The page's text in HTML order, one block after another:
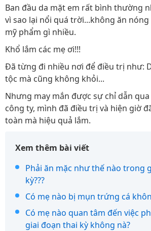
Ban đầu da mặt em rất bình thường
vì sao lại nổi quá trời...không ăn
mỹ phẩm gì nhiều.
Khổ lắm các mẹ ơi!!!
Đã từng đi nhiều nơi để điều trị như:
tộc mà cũng không khỏi...
Nhưng may mắn được sự chỉ dẫn
công ty, mình đã điều trị và hiện giờ
toàn mà hiệu quả lắm.
Xem thêm bài viết
Phải ăn mặc như thế nào trong
kỳ???
Có mẹ nào bị mụn trứng cá
Có mẹ nào quan tâm đến việc
giai đoạn thai kỳ không nà?